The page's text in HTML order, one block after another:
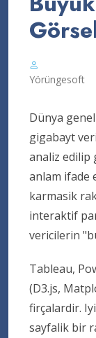
Yörüngesoft
Dünya
gigabayt
analiz edilip
anlam ifade
karmasik
interaktif
vericilerin
Tableau,
(D3.js,
firçalardir.
sayfalik bir